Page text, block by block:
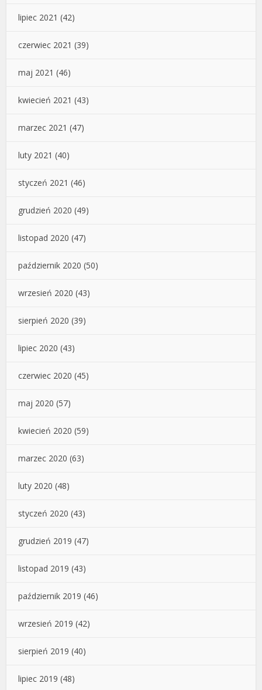
lipiec 2021 (42)
czerwiec 2021 (39)
maj 2021 (46)
kwiecień 2021 (43)
marzec 2021 (47)
luty 2021 (40)
styczeń 2021 (46)
grudzień 2020 (49)
listopad 2020 (47)
październik 2020 (50)
wrzesień 2020 (43)
sierpień 2020 (39)
lipiec 2020 (43)
czerwiec 2020 (45)
maj 2020 (57)
kwiecień 2020 (59)
marzec 2020 (63)
luty 2020 (48)
styczeń 2020 (43)
grudzień 2019 (47)
listopad 2019 (43)
październik 2019 (46)
wrzesień 2019 (42)
sierpień 2019 (40)
lipiec 2019 (48)